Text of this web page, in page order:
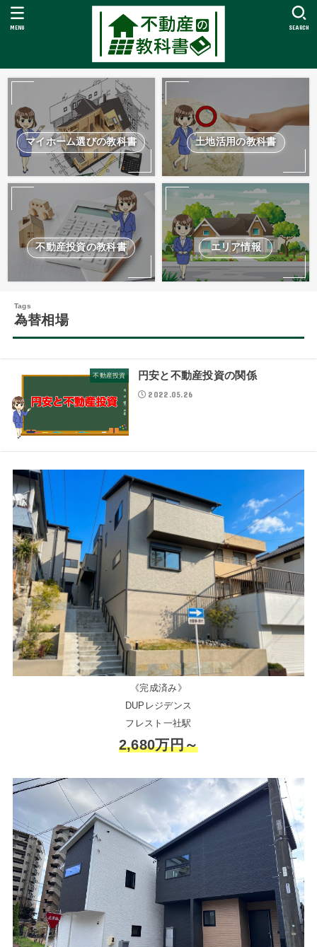
SEARCH
MENU
マイホーム選びの教科書 土地活用の教科書
不動産投資の教科書 エリア情報
為替相場
不動産投資 円安と不動産投資の関係
2022.05.26
《完成済み》
DUPレジデンス
フレスト一社駅
2,680万円～